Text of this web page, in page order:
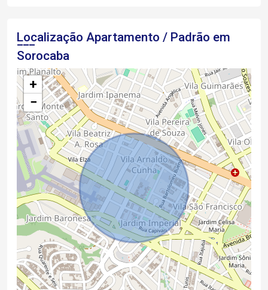
Localização Apartamento / Padrão em
Sorocaba
+
−